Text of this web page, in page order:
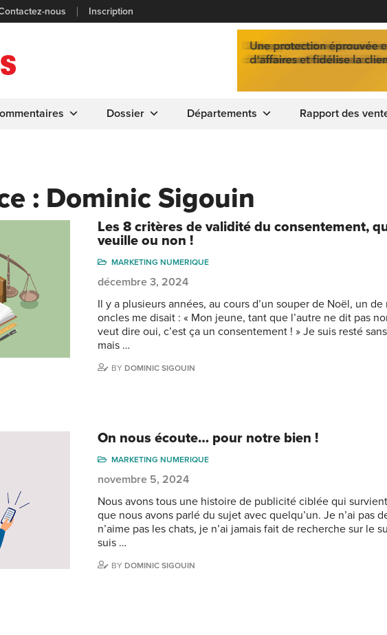
nous Inscription
Dossier Départements Rapport des
: Dominic Sigouin
Les 8 critères de validité du consentement,
veuille ou non !
MARKETING NUMERIQUE
décembre 3, 2024
Il y a plusieurs années, au cours d’un souper de Noël, un de
oncles me disait : « Mon jeune, tant que l’autre ne dit pas
veut dire oui, c’est ça un consentement ! » Je suis resté
mais …
BY DOMINIC SIGOUIN
On nous écoute… pour notre bien !
MARKETING NUMERIQUE
novembre 5, 2024
Nous avons tous une histoire de publicité ciblée qui
que nous avons parlé du sujet avec quelqu’un. Je n’ai pas
n’aime pas les chats, je n’ai jamais fait de recherche sur le
suis …
BY DOMINIC SIGOUIN